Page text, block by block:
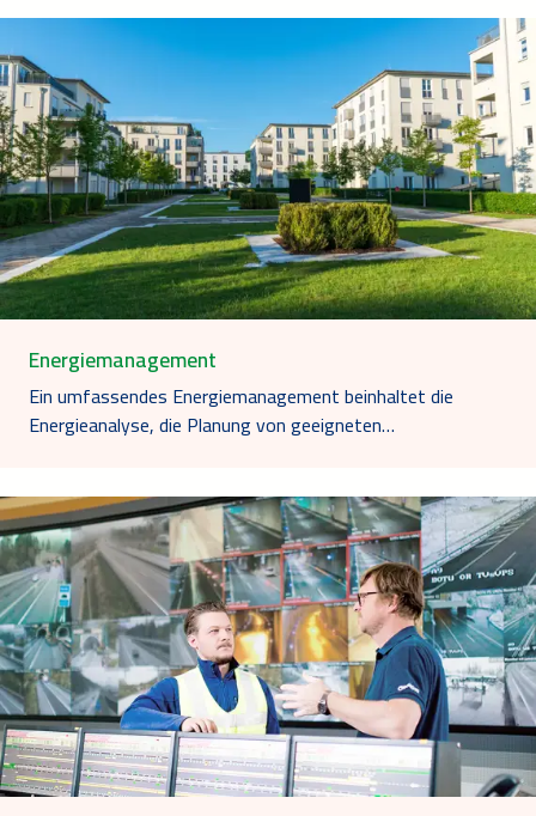
Energiemanagement
Ein umfassendes Energiemanagement beinhaltet die
Energieanalyse, die Planung von geeigneten…